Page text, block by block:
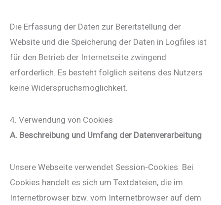
Die Erfassung der Daten zur Bereitstellung der
Website und die Speicherung der Daten in Logfiles ist
für den Betrieb der Internetseite zwingend
erforderlich. Es besteht folglich seitens des Nutzers
keine Widerspruchsmöglichkeit.
4. Verwendung von Cookies
A. Beschreibung und Umfang der Datenverarbeitung
Unsere Webseite verwendet Session-Cookies. Bei
Cookies handelt es sich um Textdateien, die im
Internetbrowser bzw. vom Internetbrowser auf dem